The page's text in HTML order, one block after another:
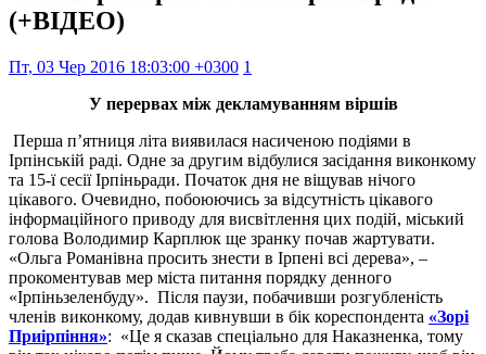
(+ВІДЕО)
Пт, 03 Чер 2016 18:03:00 +0300 1
У перервах між декламуванням віршів
Перша п’ятниця літа виявилася насиченою подіями в
Ірпінській раді. Одне за другим відбулися засідання виконкому
та 15-ї сесії Ірпіньради. Початок дня не віщував нічого
цікавого. Очевидно, побоюючись за відсутність цікавого
інформаційного приводу для висвітлення цих подій, міський
голова Володимир Карплюк ще зранку почав жартувати.
«Ольга Романівна просить знести в Ірпені всі дерева», –
прокоментував мер міста питання порядку денного
«Ірпіньзеленбуду». Після паузи, побачивши розгубленість
членів виконкому, додав кивнувши в бік кореспондента «Зорі
Приірпіння»: «Це я сказав спеціально для Наказненка, тому